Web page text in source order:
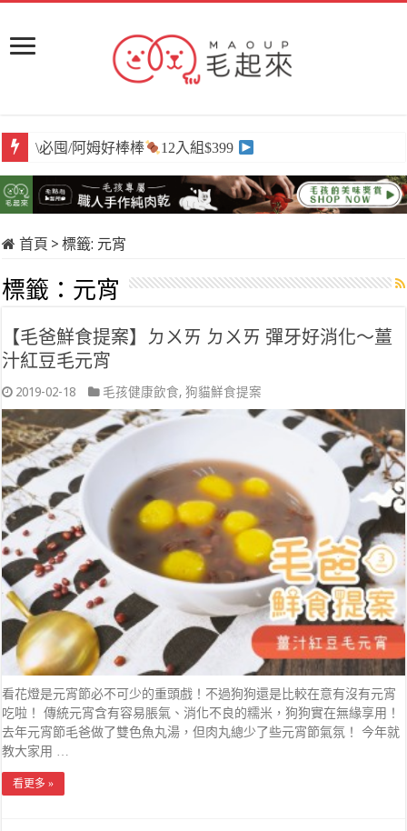
\必囤/阿姆好棒棒 12入組$399
首頁 > 標籤: 元宵
標籤： 元宵
【毛爸鮮食提案】ㄉㄨㄞ ㄉㄨㄞ 彈牙好消化～薑
汁紅豆毛元宵
2019-02-18 毛孩健康飲食,狗貓鮮食提案
看花燈是元宵節必不可少的重頭戲！不過狗狗還是比較在意有沒有元宵
吃啦！ 傳統元宵含有容易脹氣、消化不良的糯米，狗狗實在無緣享用！
去年元宵節毛爸做了雙色魚丸湯，但肉丸總少了些元宵節氣氛！ 今年就
教大家用 …
看更多 »